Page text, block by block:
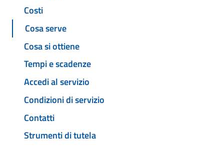
Costi
Cosa serve
Cosa si ottiene
Tempi e scadenze
Accedi al servizio
Condizioni di servizio
Contatti
Strumenti di tutela